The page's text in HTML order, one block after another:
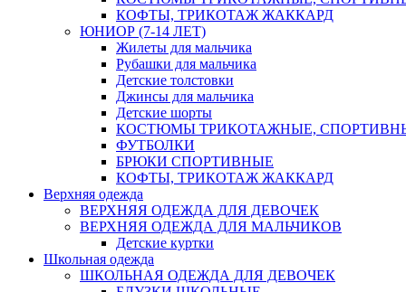
КОФТЫ, ТРИКОТАЖ ЖАККАРД
ЮНИОР (7-14 ЛЕТ)
Жилеты для мальчика
Рубашки для мальчика
Детские толстовки
Джинсы для мальчика
Детские шорты
КОСТЮМЫ ТРИКОТАЖНЫЕ,
ФУТБОЛКИ
БРЮКИ СПОРТИВНЫЕ
КОФТЫ, ТРИКОТАЖ ЖАККАРД
Верхняя одежда
ВЕРХНЯЯ ОДЕЖДА ДЛЯ ДЕВОЧЕК
ВЕРХНЯЯ ОДЕЖДА ДЛЯ МАЛЬЧИКОВ
Детские куртки
Школьная одежда
ШКОЛЬНАЯ ОДЕЖДА ДЛЯ ДЕВОЧЕК